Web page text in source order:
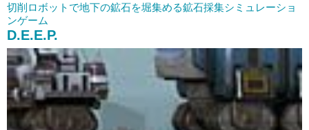
切削ロボットで地下の鉱石を堀集める鉱石採集シミュレーショ
ンゲーム
D.E.E.P.